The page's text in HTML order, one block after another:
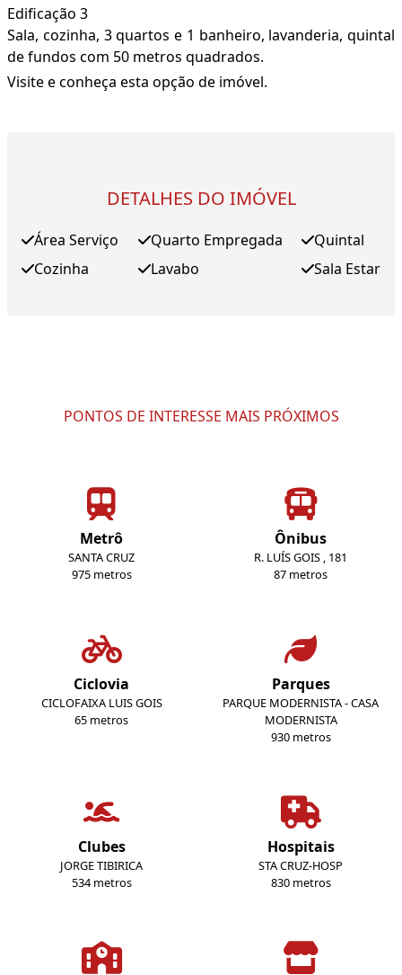
Edificação 3
Sala, cozinha, 3 quartos e 1 banheiro, lavanderia, quintal
de fundos com 50 metros quadrados.
Visite e conheça esta opção de imóvel.
DETALHES DO IMÓVEL
Área Serviço
Cozinha
Quarto Empregada
Lavabo
Quintal
Sala Estar
PONTOS DE INTERESSE MAIS PRÓXIMOS
Metrô
SANTA CRUZ
975 metros
Ônibus
R. LUÍS GOIS , 181
87 metros
Ciclovia
CICLOFAIXA LUIS GOIS
65 metros
Parques
PARQUE MODERNISTA - CASA
MODERNISTA
930 metros
Clubes
JORGE TIBIRICA
534 metros
Hospitais
STA CRUZ-HOSP
830 metros